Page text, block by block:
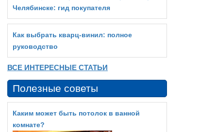
Челябинске: гид покупателя
Как выбрать кварц‑винил: полное
руководство
ВСЕ ИНТЕРЕСНЫЕ СТАТЬИ
Полезные советы
Каким может быть потолок в ванной
комнате?